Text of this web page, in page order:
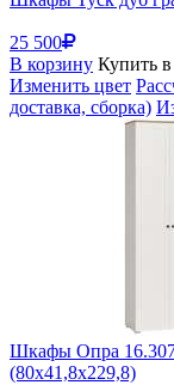
25 500
В корзину Купить
Изменить цвет
доставка, сборка)
Шкафы Опра 16.307
(80x41,8x229,8)